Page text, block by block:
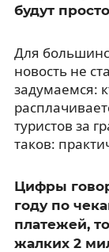
будут
Для
новость не
задумаемся:
туристов за
таков:
Цифры
году по
платежей,
жалких 2